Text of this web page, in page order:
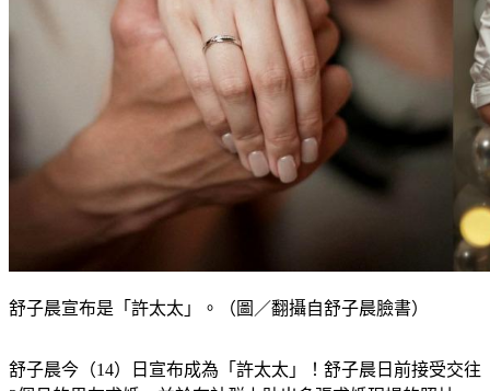
舒子晨宣布是「許太太」。（圖／翻攝自舒子晨臉書）
舒子晨今（14）日宣布成為「許太太」！舒子晨日前接受交往